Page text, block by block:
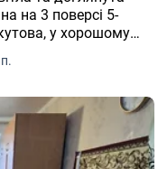
на 3 поверсі 5-
у хорошому
вікно, на підлозі
побутовою
У пішій
ринок, лікарня,
транспорту.